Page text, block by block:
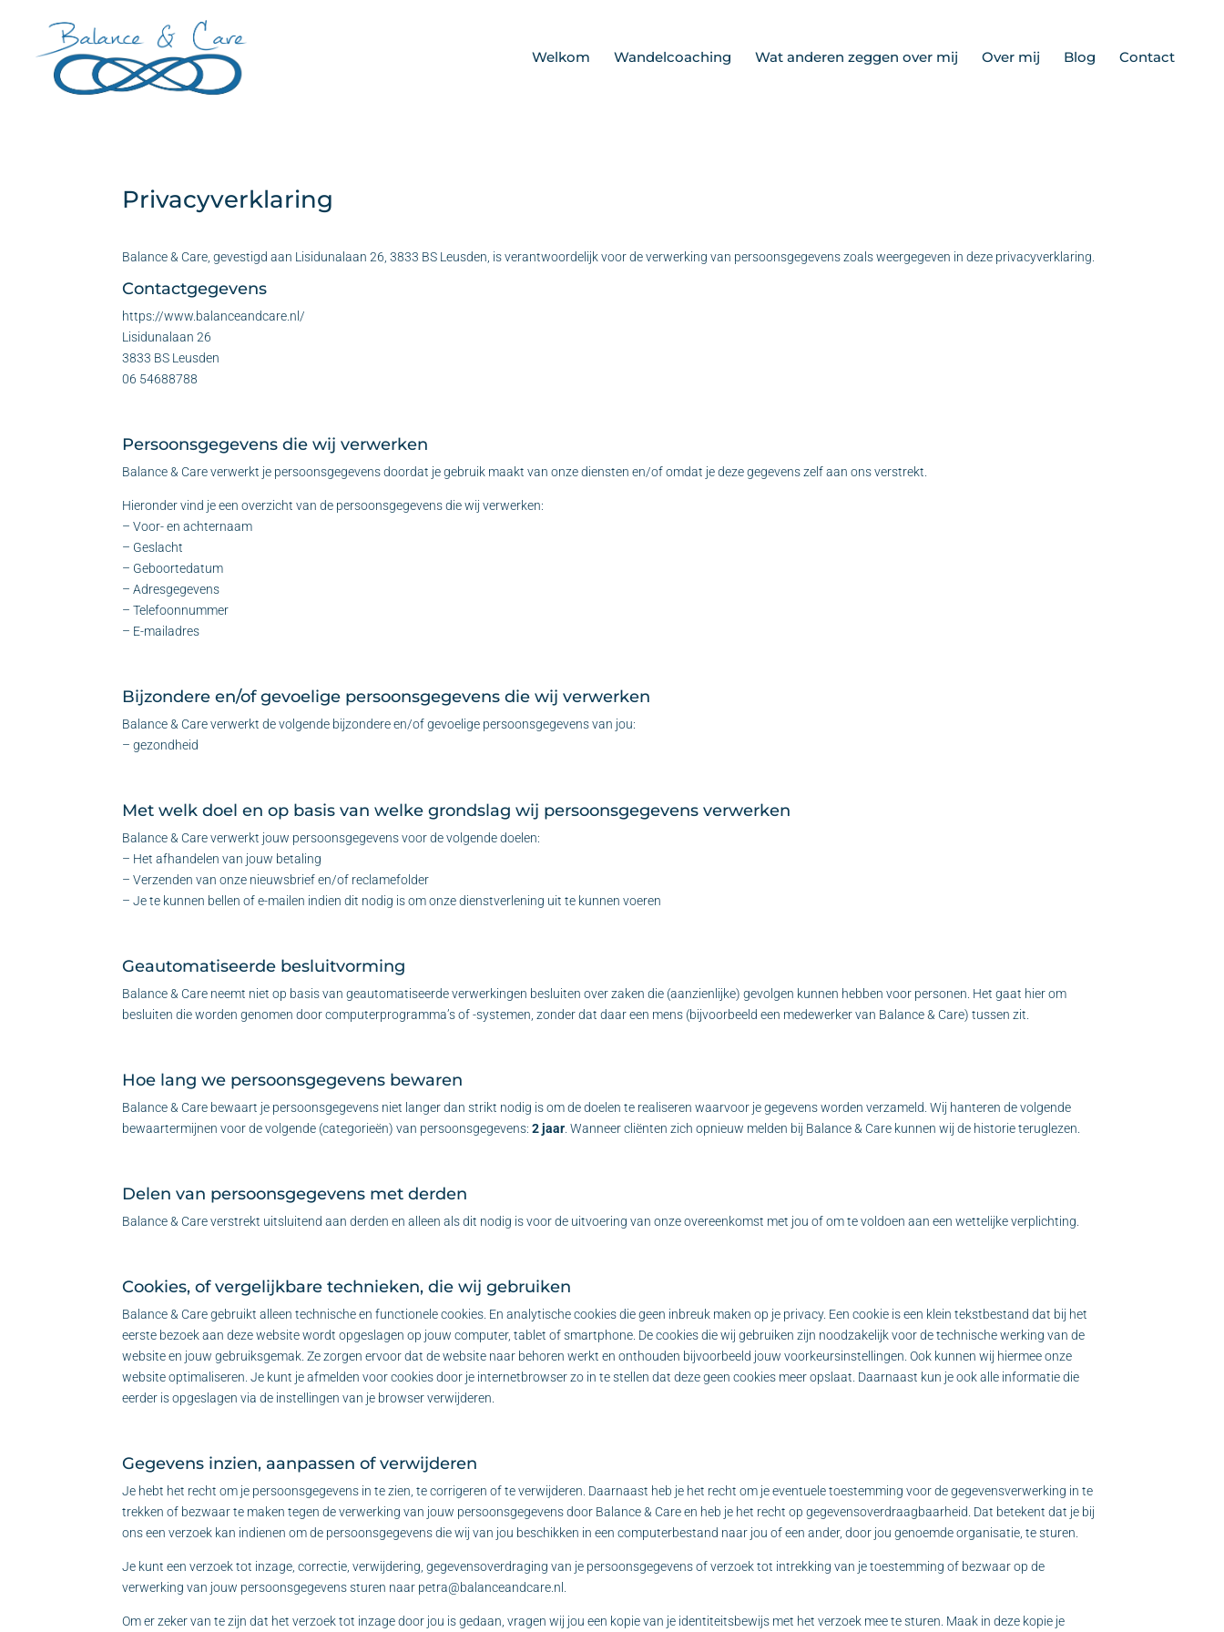
Welkom Wandelcoaching Wat anderen zeggen over mij Over mij Blog Contact
Privacyverklaring
Balance & Care, gevestigd aan Lisidunalaan 26, 3833 BS Leusden, is verantwoordelijk voor de verwerking van persoonsgegevens zoals weergegeven in deze privacyverklaring.
Contactgegevens
https://www.balanceandcare.nl/
Lisidunalaan 26
3833 BS Leusden
06 54688788
Persoonsgegevens die wij verwerken
Balance & Care verwerkt je persoonsgegevens doordat je gebruik maakt van onze diensten en/of omdat je deze gegevens zelf aan ons verstrekt.
Hieronder vind je een overzicht van de persoonsgegevens die wij verwerken:
– Voor- en achternaam
– Geslacht
– Geboortedatum
– Adresgegevens
– Telefoonnummer
– E-mailadres
Bijzondere en/of gevoelige persoonsgegevens die wij verwerken
Balance & Care verwerkt de volgende bijzondere en/of gevoelige persoonsgegevens van jou:
– gezondheid
Met welk doel en op basis van welke grondslag wij persoonsgegevens verwerken
Balance & Care verwerkt jouw persoonsgegevens voor de volgende doelen:
– Het afhandelen van jouw betaling
– Verzenden van onze nieuwsbrief en/of reclamefolder
– Je te kunnen bellen of e-mailen indien dit nodig is om onze dienstverlening uit te kunnen voeren
Geautomatiseerde besluitvorming
Balance & Care neemt niet op basis van geautomatiseerde verwerkingen besluiten over zaken die (aanzienlijke) gevolgen kunnen hebben voor personen. Het gaat hier om
besluiten die worden genomen door computerprogramma’s of -systemen, zonder dat daar een mens (bijvoorbeeld een medewerker van Balance & Care) tussen zit.
Hoe lang we persoonsgegevens bewaren
Balance & Care bewaart je persoonsgegevens niet langer dan strikt nodig is om de doelen te realiseren waarvoor je gegevens worden verzameld. Wij hanteren de volgende
bewaartermijnen voor de volgende (categorieën) van persoonsgegevens:2 jaar . Wanneer cliënten zich opnieuw melden bij Balance & Care kunnen wij de historie teruglezen.
Delen van persoonsgegevens met derden
Balance & Care verstrekt uitsluitend aan derden en alleen als dit nodig is voor de uitvoering van onze overeenkomst met jou of om te voldoen aan een wettelijke verplichting.
Cookies, of vergelijkbare technieken, die wij gebruiken
Balance & Care gebruikt alleen technische en functionele cookies. En analytische cookies die geen inbreuk maken op je privacy. Een cookie is een klein tekstbestand dat bij het
eerste bezoek aan deze website wordt opgeslagen op jouw computer, tablet of smartphone. De cookies die wij gebruiken zijn noodzakelijk voor de technische werking van de
website en jouw gebruiksgemak. Ze zorgen ervoor dat de website naar behoren werkt en onthouden bijvoorbeeld jouw voorkeursinstellingen. Ook kunnen wij hiermee onze
website optimaliseren. Je kunt je afmelden voor cookies door je internetbrowser zo in te stellen dat deze geen cookies meer opslaat. Daarnaast kun je ook alle informatie die
eerder is opgeslagen via de instellingen van je browser verwijderen.
Gegevens inzien, aanpassen of verwijderen
Je hebt het recht om je persoonsgegevens in te zien, te corrigeren of te verwijderen. Daarnaast heb je het recht om je eventuele toestemming voor de gegevensverwerking in te
trekken of bezwaar te maken tegen de verwerking van jouw persoonsgegevens door Balance & Care en heb je het recht op gegevensoverdraagbaarheid. Dat betekent dat je bij
ons een verzoek kan indienen om de persoonsgegevens die wij van jou beschikken in een computerbestand naar jou of een ander, door jou genoemde organisatie, te sturen.
Je kunt een verzoek tot inzage, correctie, verwijdering, gegevensoverdraging van je persoonsgegevens of verzoek tot intrekking van je toestemming of bezwaar op de
verwerking van jouw persoonsgegevens sturen naar petra@balanceandcare.nl.
Om er zeker van te zijn dat het verzoek tot inzage door jou is gedaan, vragen wij jou een kopie van je identiteitsbewijs met het verzoek mee te sturen. Maak in deze kopie je